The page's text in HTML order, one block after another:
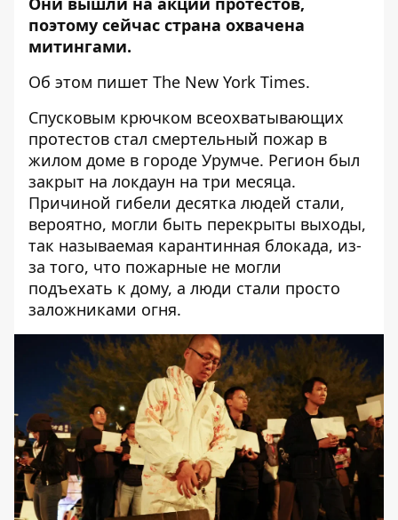
поэтому сейчас страна охвачена
митингами.
Об этом пишет The New York Times.
Спусковым крючком всеохватывающих
протестов стал смертельный пожар в
жилом доме в городе Урумче. Регион был
закрыт на локдаун на три месяца.
Причиной гибели десятка людей стали,
вероятно, могли быть перекрыты выходы,
так называемая карантинная блокада, из-
за того, что пожарные не могли
подъехать к дому, а люди стали просто
заложниками огня.